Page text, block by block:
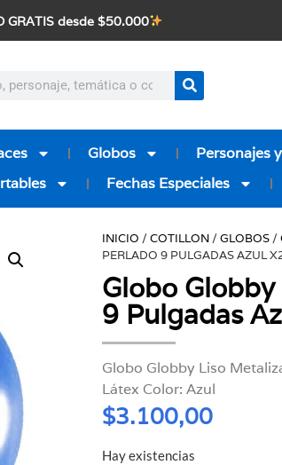
GRATIS desde $50.000
Globos Personajes
Fechas Especiales
INICIO /COTILLON/GLOBOS/
PERLADO 9 PULGADAS AZUL
Globo
9 Pulgadas
Globo Globby Liso
Látex Color: Azul
$3.100,00
Hay existencias